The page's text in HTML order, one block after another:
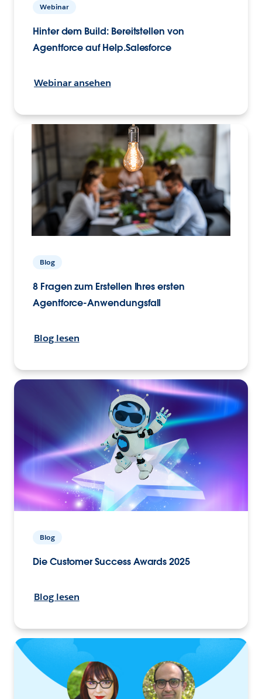
Webinar
Hinter dem Build: Bereitstellen von
Agentforce auf Help.Salesforce
Webinar ansehen
Blog
8 Fragen zum Erstellen Ihres ersten
Agentforce-Anwendungsfall
Blog lesen
Blog
Die Customer Success Awards 2025
Blog lesen